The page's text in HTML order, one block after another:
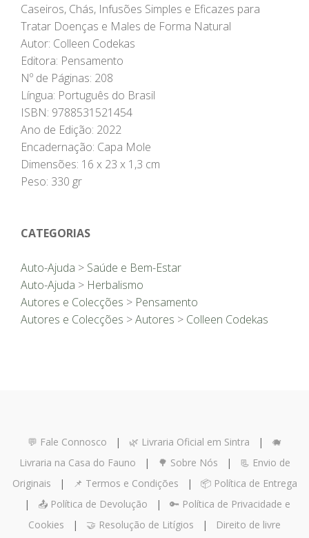
Caseiros, Chás, Infusões Simples e Eficazes para
Tratar Doenças e Males de Forma Natural
Autor: Colleen Codekas
Editora: Pensamento
Nº de Páginas: 208
Língua: Português do Brasil
ISBN: 9788531521454
Ano de Edição: 2022
Encadernação: Capa Mole
Dimensões: 16 x 23 x 1,3 cm
Peso: 330 gr
CATEGORIAS
Auto-Ajuda > Saúde e Bem-Estar
Auto-Ajuda > Herbalismo
Autores e Colecções > Pensamento
Autores e Colecções >Autores > Colleen Codekas
💬 Fale Connosco | 🌿 Livraria Oficial em Sintra | 🐗
Livraria na Casa do Fauno | 🌳 Sobre Nós | 📃 Envio de
Originais | 📌 Termos e Condições | 📦 Política de Entrega
| 📤 Política de Devolução | 🔑 Política de Privacidade e
Cookies | 🤝 Resolução de Litígios |
Direito de livre